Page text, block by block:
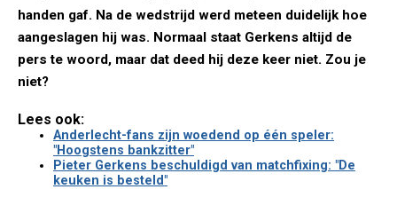
handen gaf. Na de wedstrijd werd meteen duidelijk hoe
aangeslagen hij was. Normaal staat Gerkens altijd de
pers te woord, maar dat deed hij deze keer niet. Zou je
niet?
Lees ook:
Anderlecht-fans zijn woedend op één speler:
"Hoogstens bankzitter"
Pieter Gerkens beschuldigd van matchfixing: "De
keuken is besteld"